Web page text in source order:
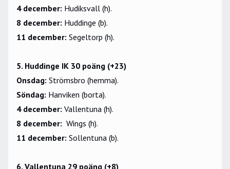
4 december: Hudiksvall (h).
8 december: Huddinge (b).
11 december: Segeltorp (h).
5. Huddinge IK 30 poäng (+23)
Onsdag: Strömsbro (hemma).
Söndag: Hanviken (borta).
4 december: Vallentuna (h).
8 december: Wings (h).
11 december: Sollentuna (b).
6. Vallentuna 29 poäng (+8)